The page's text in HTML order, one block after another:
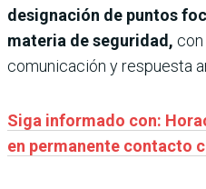
designación de puntos
materia de seguridad,
comunicación y respuesta
Siga informado con:
en permanente contacto